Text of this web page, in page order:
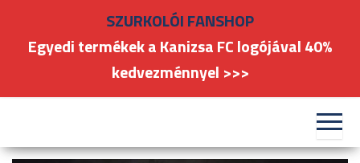
FC
#kanizsafoci
SZURKOLÓI FANSHOP
Egyedi termékek a Kanizsa FC logójával 40%
kedvezménnyel >>>